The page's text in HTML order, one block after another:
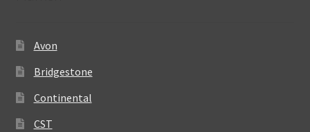
Avon
Bridgestone
Continental
CST